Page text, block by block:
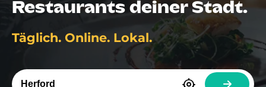
Restaurants deiner Stadt.
Täglich. Online. Lokal.
